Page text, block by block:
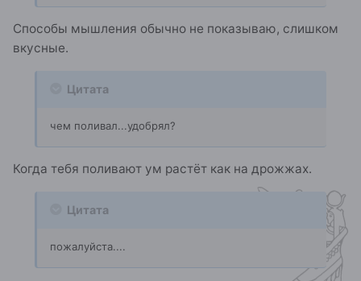
Способы мышления обычно не показываю, слишком
вкусные.
Цитата
чем поливал...удобрял?
Когда тебя поливают ум растёт как на дрожжах.
Цитата
пожалуйста....